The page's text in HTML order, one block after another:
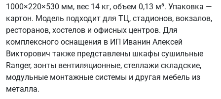
1000×220×530 мм, вес 14 кг, объем 0,13 м³. Упаковка —
картон. Модель подходит для ТЦ, стадионов, вокзалов,
ресторанов, хостелов и офисных центров. Для
комплексного оснащения в ИП Иванин Алексей
Викторович также представлены шкафы сушильные
Ranger, зонты вентиляционные, стеллажи складские,
модульные монтажные системы и другая мебель из
металла.